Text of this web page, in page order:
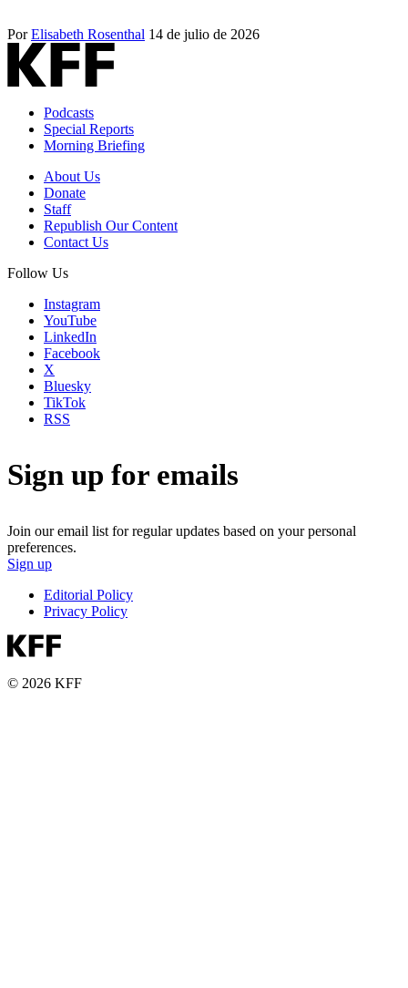
PorElisabeth Rosenthal 14 de julio de 2026
Podcasts
Special Reports
Morning Briefing
About Us
Donate
Staff
Republish Our Content
Contact Us
Follow Us
Instagram
YouTube
LinkedIn
Facebook
X
Bluesky
TikTok
RSS
Sign up for emails
Join our email list for regular updates based on your personal
preferences.
Sign up
Editorial Policy
Privacy Policy
© 2026 KFF